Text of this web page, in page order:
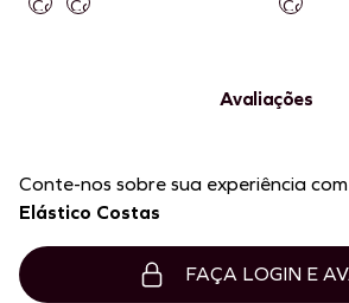
Avaliações
Conte-nos sobre sua experiência com
Elástico Costas
FAÇA LOGIN E